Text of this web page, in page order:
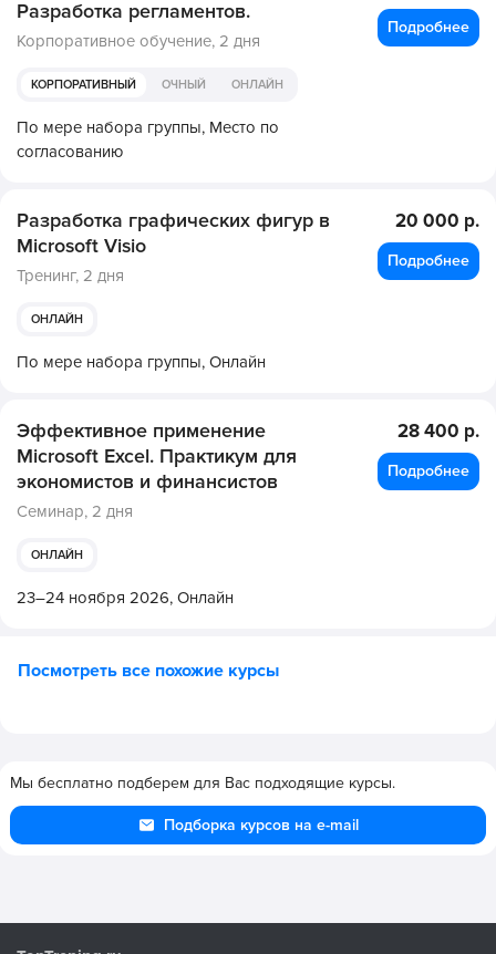
Разработка регламентов.
Корпоративное обучение, 2 дня
КОРПОРАТИВНЫЙ ОЧНЫЙ ОНЛАЙН
По мере набора группы, Место по
согласованию
Подробнее
Разработка графических фигур в
Microsoft Visio
Тренинг, 2 дня
ОНЛАЙН
По мере набора группы, Онлайн
20 000 р.
Подробнее
Эффективное применение
Microsoft Excel. Практикум для
экономистов и финансистов
Семинар, 2 дня
ОНЛАЙН
23–24 ноября 2026, Онлайн
28 400 р.
Подробнее
Посмотреть все похожие курсы
Мы бесплатно подберем для Вас подходящие курсы.
Подборка курсов на e-mail